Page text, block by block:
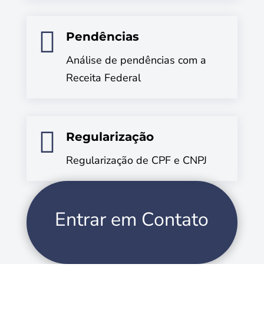

Pendências
Análise de pendências com a
Receita Federal

Regularização
Regularização de CPF e CNPJ
Entrar em Contato